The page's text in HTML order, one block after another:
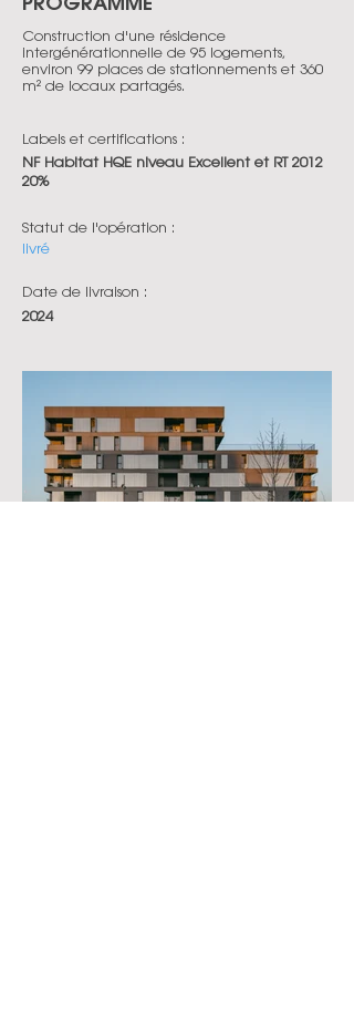
Construction d'une résidence
intergénérationnelle de 95 logements,
environ 99 places de stationnements et 360
m² de locaux partagés.
Labels et certifications :
NF Habitat HQE niveau Excellent et RT 2012
20%
Statut de l'opération :
livré
Date de livraison :
2024